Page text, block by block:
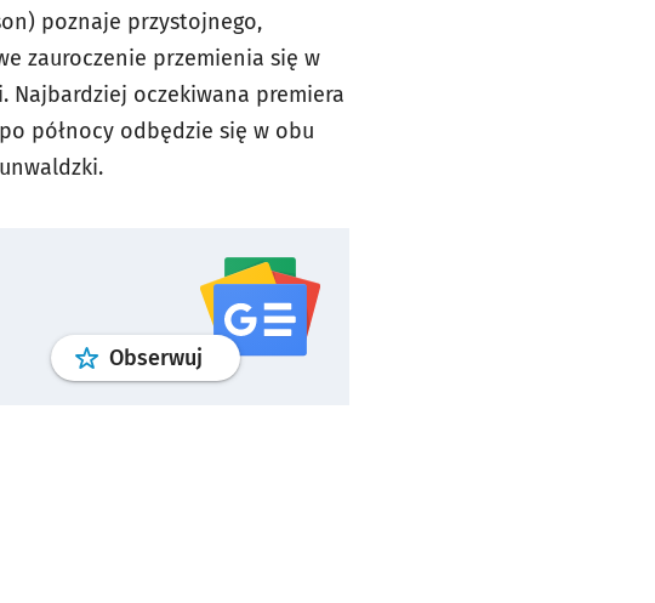
poznaje przystojnego,
zauroczenie przemienia się w
Najbardziej oczekiwana premiera
północy odbędzie się w obu
Obserwuj profilgoogle news